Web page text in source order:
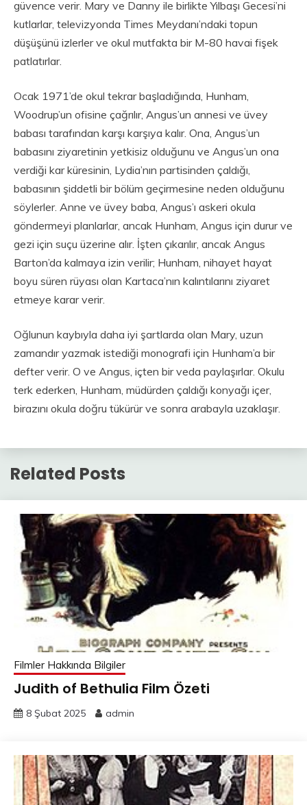
güvence verir. Mary ve Danny ile birlikte Yılbaşı Gecesi’ni
kutlarlar, televizyonda Times Meydanı’ndaki topun
düşüşünü izlerler ve okul mutfakta bir M-80 havai fişek
patlatırlar.
Ocak 1971’de okul tekrar başladığında, Hunham,
Woodrup’un ofisine çağrılır, Angus’un annesi ve üvey
babası tarafından karşı karşıya kalır. Ona, Angus’un
babasını ziyaretinin yetkisiz olduğunu ve Angus’un ona
verdiği kar küresinin, Lydia’nın partisinden çaldığı,
babasının şiddetli bir bölüm geçirmesine neden olduğunu
söylerler. Anne ve üvey baba, Angus’ı askeri okula
göndermeyi planlarlar, ancak Hunham, Angus için durur ve
gezi için suçu üzerine alır. İşten çıkarılır, ancak Angus
Barton’da kalmaya izin verilir; Hunham, nihayet hayat
boyu süren rüyası olan Kartaca’nın kalıntılarını ziyaret
etmeye karar verir.
Oğlunun kaybıyla daha iyi şartlarda olan Mary, uzun
zamandır yazmak istediği monografi için Hunham’a bir
defter verir. O ve Angus, içten bir veda paylaşırlar. Okulu
terk ederken, Hunham, müdürden çaldığı konyağı içer,
birazını okula doğru tükürür ve sonra arabayla uzaklaşır.
Related Posts
Filmler Hakkında Bilgiler
Judith of Bethulia Film Özeti
8 Şubat 2025 admin